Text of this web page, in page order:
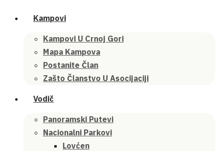
Kampovi
Kampovi U Crnoj Gori
Mapa Kampova
Postanite Član
Zašto Članstvo U Asocijaciji
Vodič
Panoramski Putevi
Nacionalni Parkovi
Lovćen